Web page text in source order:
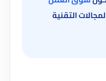
التقنية